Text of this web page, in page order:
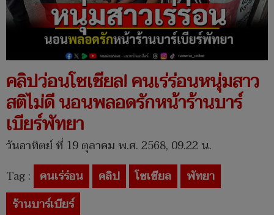
คลิปว่อนโซเชียล! คนเร่ร่อนหนุ่มสาว
สติไม่ดี นอนพลอดรักหน้าร้านบาร์
เบียร์พัทยา
วันอาทิตย์ ที่ 19 ตุลาคม พ.ศ. 2568, 09.22 น.
Tag : คนเร่ร่อน คลิป โซเชียล
พัทยา
ร้านบาร์เบียร์